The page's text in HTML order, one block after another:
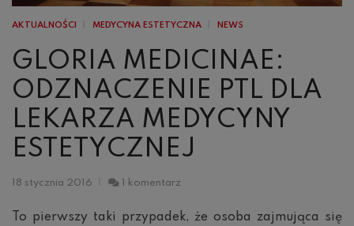
AKTUALNOŚCI MEDYCYNA ESTETYCZNA NEWS
GLORIA MEDICINAE:
ODZNACZENIE PTL DLA
LEKARZA MEDYCYNY
ESTETYCZNEJ
18 stycznia 2016 1 komentarz
Medicinae:
To pierwszy taki przypadek, że osoba zajmująca się